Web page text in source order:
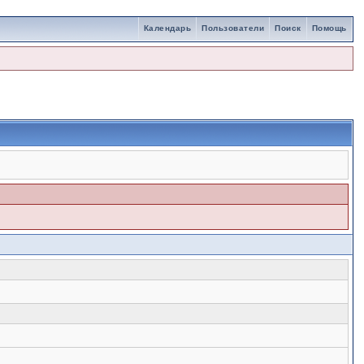
Помощь
Поиск
Пользователи
Календарь